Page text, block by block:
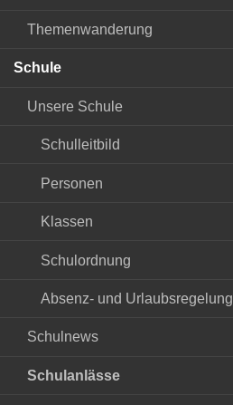
Themenwanderung
Schule
Unsere Schule
Schulleitbild
Personen
Klassen
Schulordnung
Absenz- und Urlaubsregelung
Schulnews
Schulanlässe